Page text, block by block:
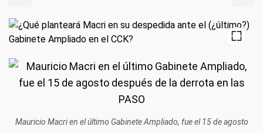
Mauricio Macri en el último Gabinete Ampliado, fue el 15 de agosto